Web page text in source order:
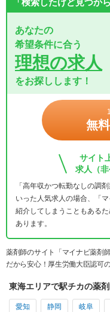
あなたの
希望条件に合う
理想の求人
をお探しします！
無
サイト
求人（
「高年収かつ転勤なしの調
いった人気求人の場合、「
紹介してしまうこともある
あります。
薬剤師のサイト「マイナビ薬剤
だから安心！厚生労働大臣認可
東海エリアで駅チカの薬
愛知 静岡 岐阜